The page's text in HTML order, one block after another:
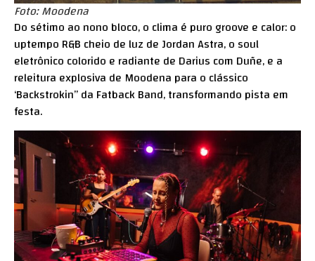
Foto: Moodena
Do sétimo ao nono bloco, o clima é puro groove e calor: o
uptempo R&B cheio de luz de Jordan Astra, o soul
eletrônico colorido e radiante de Darius com Duñe, e a
releitura explosiva de Moodena para o clássico
‘Backstrokin’’ da Fatback Band, transformando pista em
festa.